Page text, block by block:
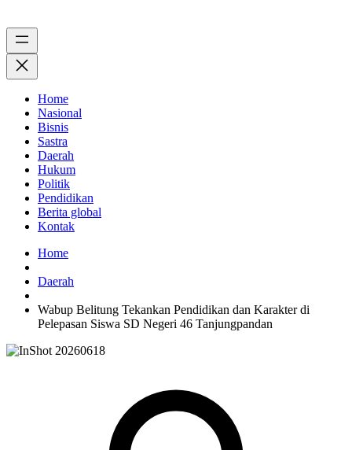
Home
Nasional
Bisnis
Sastra
Daerah
Hukum
Politik
Pendidikan
Berita global
Kontak
Home
Daerah
Wabup Belitung Tekankan Pendidikan dan Karakter di
Pelepasan Siswa SD Negeri 46 Tanjungpandan